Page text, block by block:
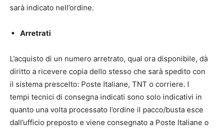
sarà indicato nell’ordine.
Arretrati
L’acquisto di un numero arretrato, qual ora disponibile, dà
diritto a ricevere copia dello stesso che sarà spedito con
il sistema prescelto: Poste Italiane, TNT o corriere. I
tempi tecnici di consegna indicati sono solo indicativi in
quanto una volta processato l’ordine il pacco/busta esce
dall’ufficio preposto e viene consegnato a Poste Italiane o